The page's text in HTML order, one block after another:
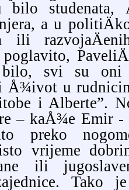
studenata,
a u
ili
poglavito,
svi su oni
Å¾ivot u
i Alberte”.
– kaÅ¾e Emir
preko
vrijeme
ili
Tako